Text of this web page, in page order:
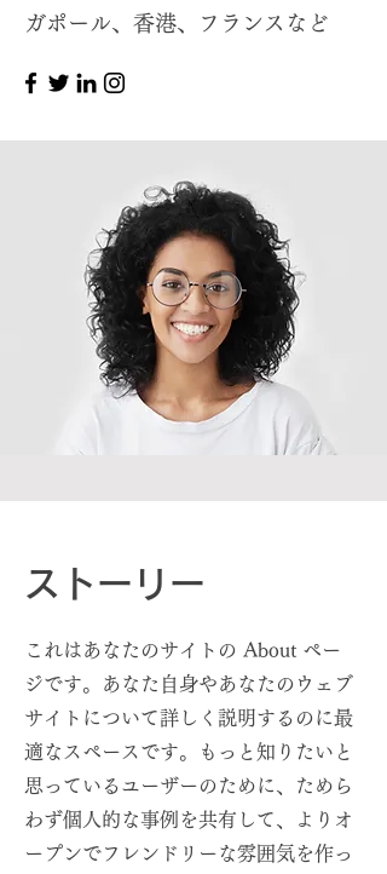
ガポール、香港、フランスなど
ストーリー
これはあなたのサイトの About ペー
ジです。あなた自身やあなたのウェブ
サイトについて詳しく説明するのに最
適なスペースです。もっと知りたいと
思っているユーザーのために、ためら
わず個人的な事例を共有して、よりオ
ープンでフレンドリーな雰囲気を作っ